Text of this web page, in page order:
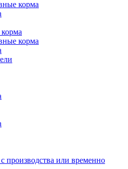
корма
корма
производства или временно